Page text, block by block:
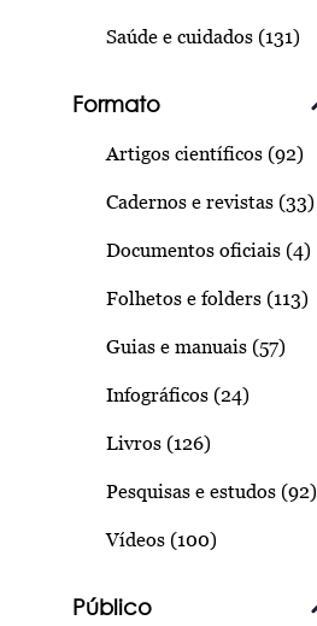
Saúde e cuidados (131)
Formato
Artigos científicos (92)
Cadernos e revistas (33)
Documentos oficiais (4)
Folhetos e folders (113)
Guias e manuais (57)
Infográficos (24)
Livros (126)
Pesquisas e estudos (92)
Vídeos (100)
Público